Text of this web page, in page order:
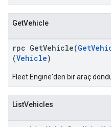
GetVehicle
rpc GetVehicle(
(Vehicle)
Fleet Engine'den bir araç
ListVehicles